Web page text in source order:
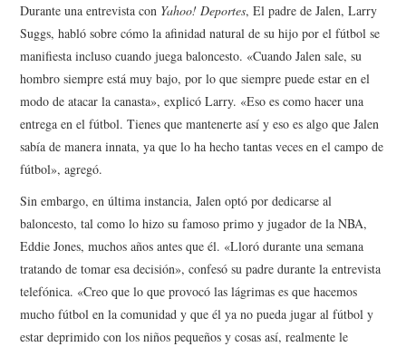
Durante una entrevista con Yahoo! Deportes, El padre de Jalen, Larry
Suggs, habló sobre cómo la afinidad natural de su hijo por el fútbol se
manifiesta incluso cuando juega baloncesto. «Cuando Jalen sale, su
hombro siempre está muy bajo, por lo que siempre puede estar en el
modo de atacar la canasta», explicó Larry. «Eso es como hacer una
entrega en el fútbol. Tienes que mantenerte así y eso es algo que Jalen
sabía de manera innata, ya que lo ha hecho tantas veces en el campo de
fútbol», agregó.
Sin embargo, en última instancia, Jalen optó por dedicarse al
baloncesto, tal como lo hizo su famoso primo y jugador de la NBA,
Eddie Jones, muchos años antes que él. «Lloró durante una semana
tratando de tomar esa decisión», confesó su padre durante la entrevista
telefónica. «Creo que lo que provocó las lágrimas es que hacemos
mucho fútbol en la comunidad y que él ya no pueda jugar al fútbol y
estar deprimido con los niños pequeños y cosas así, realmente le